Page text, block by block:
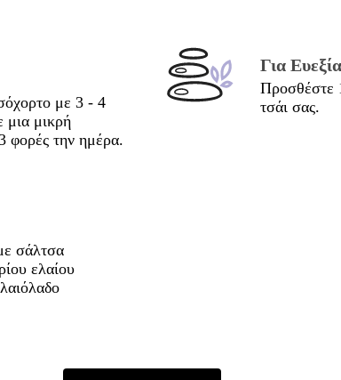
με 3 - 4
μια μικρή
φορές την ημέρα.
σάλτσα
ελαίου
Για Ευεξία
Προσθέστε
τσάι σας.